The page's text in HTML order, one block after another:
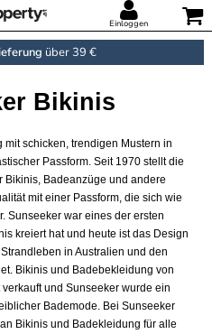
Einloggen
über 39 €
Bikinis
schicken, trendigen Mustern in
Passform. Seit 1970 stellt die
Bikinis, Badeanzüge und andere
mit einer Passform, die sich wie
Sunseeker war eines der ersten
kreiert hat und heute ist das Design
in Australien und den
Bikinis und Badebekleidung von
und Sunseeker wurde ein
Bademode. Bei Sunseeker
Bikinis und Badekleidung für alle